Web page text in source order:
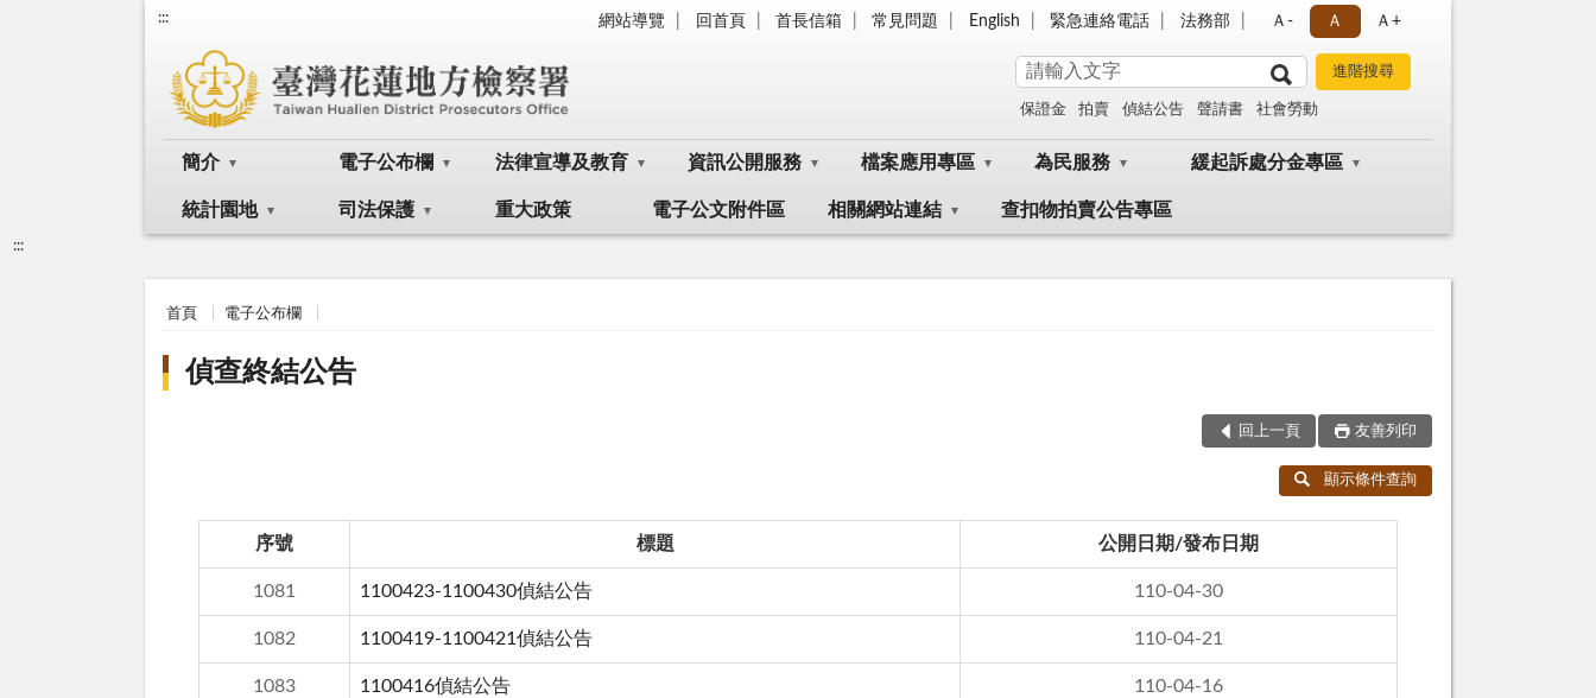
::: 網站導覽 回首頁 首長信箱 常見問題 English 緊急連絡電話 法務部 Ａ- Ａ Ａ+
保證金 拍賣 偵結公告 聲請書 社會勞動
簡介 電子公布欄 法律宣導及教育 資訊公開服務 檔案應用專區 為民服務 緩起訴處分金專區
統計園地 司法保護 重大政策 電子公文附件區 相關網站連結 查扣物拍賣公告專區
:::
首頁 電子公布欄
偵查終結公告
回上一頁 友善列印
顯示條件查詢
序號 標題 公開日期/發布日期
1081 1100423-1100430偵結公告 110-04-30
1082 1100419-1100421偵結公告 110-04-21
1083 1100416偵結公告 110-04-16